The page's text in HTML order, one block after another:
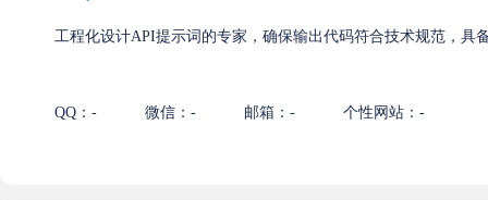
工程化设计API提示词的专家，确保输出代码符合技术规范，具
QQ：- 微信：- 邮箱：- 个性网站：-